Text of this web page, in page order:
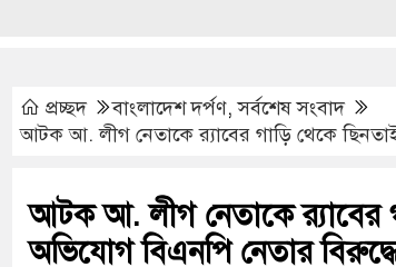
প্রচ্ছদ বাংলাদেশ দর্পণ,সর্বশেষ সংবাদ
আটক আ. লীগ নেতাকে র‍্যাবের গাড়ি থেকে
আটক আ. লীগ নেতাকে র‍্যাবের
অভিযোগ বিএনপি নেতার